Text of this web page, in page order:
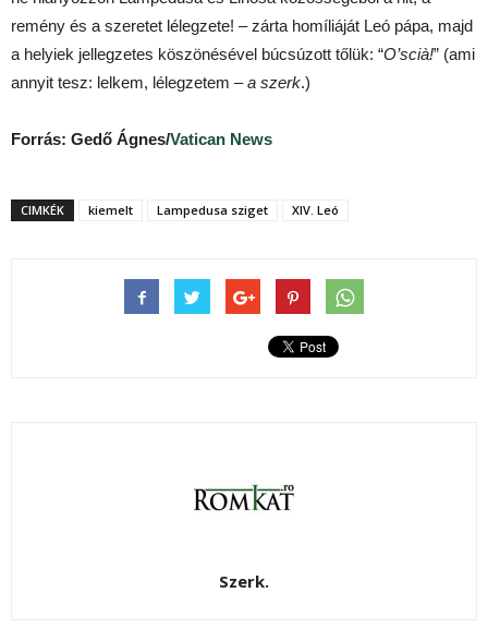
remény és a szeretet lélegzete! – zárta homíliáját Leó pápa, majd
a helyiek jellegzetes köszönésével búcsúzott tőlük: “O’scià!” (ami
annyit tesz: lelkem, lélegzetem – a szerk.)
Forrás: Gedő Ágnes/Vatican News
CIMKÉK kiemelt Lampedusa sziget XIV. Leó
Szerk.